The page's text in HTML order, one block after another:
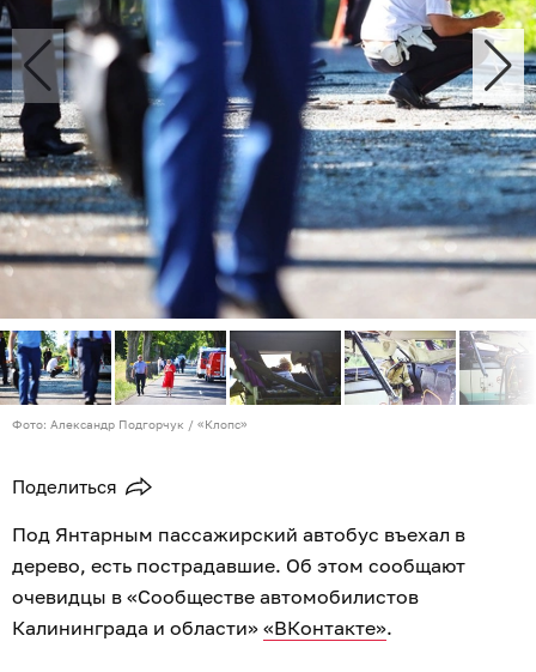
Фото: Александр Подгорчук / «Клопс»
Поделиться
Под Янтарным пассажирский автобус въехал в
дерево, есть пострадавшие. Об этом сообщают
очевидцы в «Сообществе автомобилистов
Калининграда и области» «ВКонтакте».